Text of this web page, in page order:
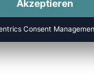
-40%